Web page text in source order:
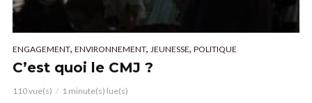
ENGAGEMENT, ENVIRONNEMENT, JEUNESSE, POLITIQUE
C’est quoi le CMJ ?
110 vue(s) 1 minute(s) lue(s)